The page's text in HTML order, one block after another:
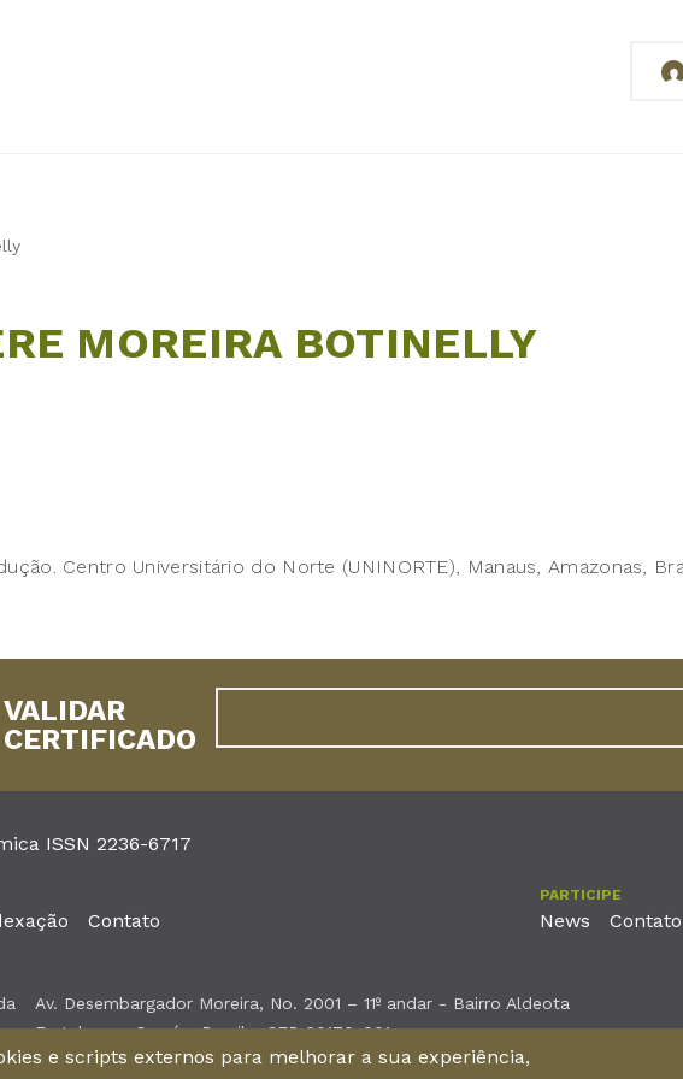
MOREIRA BOTINELLY
Centro Universitário do Norte (UNINORTE), Manaus, Amazonas,
VALIDAR
CERTIFICADO
ISSN 2236-6717
Contato
PARTICIPE
News Contato
Av. Desembargador Moreira, No. 2001 – 11º andar - Bairro Aldeota
Fortaleza – Ceará - Brasil - CEP 60170-001
e scripts externos para melhorar a sua experiência,